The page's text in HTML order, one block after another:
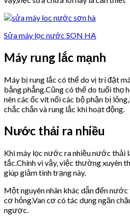
Sửa máy lọc nước SON HA
Máy rung lắc mạnh
Máy bị rung lắc có thể do vị trí đặt
bằng phẳng.Cũng có thể do tuổi thọ
nên các ốc vít nối các bộ phận bị
chắc chắn và rung lắc khi hoạt động.
Nước thải ra nhiều
Khi máy lọc nước ra nhiều nước thải
tắc.Chính vì vậy, việc thường xuyên
giúp giảm tình trạng này.
Một nguyên nhân khác dẫn đến nước
cơ hỏng.Van cơ có tác dụng ngăn
ngược.